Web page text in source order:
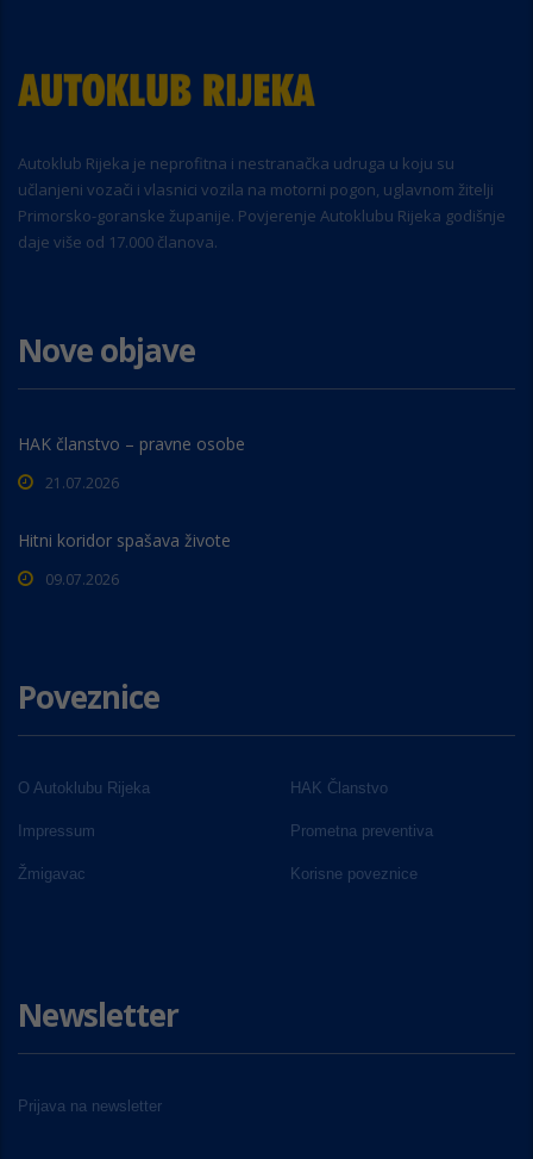
Autoklub Rijeka je neprofitna i nestranačka udruga u koju su
učlanjeni vozači i vlasnici vozila na motorni pogon, uglavnom žitelji
Primorsko-goranske županije. Povjerenje Autoklubu Rijeka godišnje
daje više od 17.000 članova.
Nove objave
HAK članstvo – pravne osobe
21.07.2026
Hitni koridor spašava živote
09.07.2026
Poveznice
O Autoklubu Rijeka HAK Članstvo
Impressum Prometna preventiva
Žmigavac Korisne poveznice
Newsletter
Prijava na newsletter